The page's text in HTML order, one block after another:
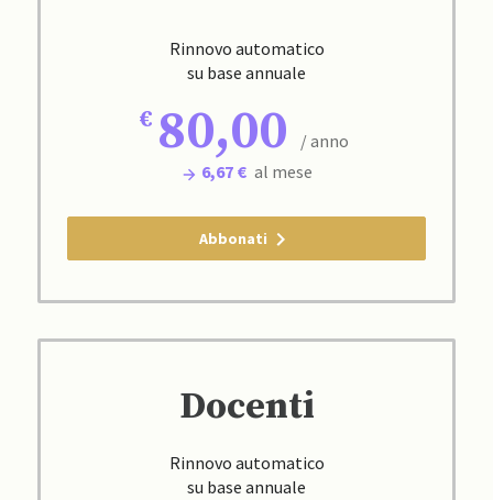
Rinnovo automatico
su base annuale
80,00
/ anno
6,67 € al mese
Abbonati
Docenti
Rinnovo automatico
su base annuale